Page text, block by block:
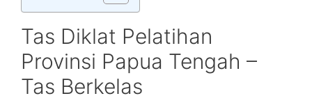
Tas Diklat Pelatihan
Provinsi Papua Tengah –
Tas Berkelas